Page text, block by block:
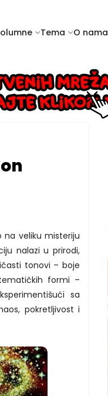
Tema O nama
na veliku misteriju
nalazi u prirodi,
tonovi – boje
formi –
sa
pokretljivost i